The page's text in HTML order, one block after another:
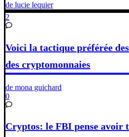
de lucie lequier
2
Voici la tactique préférée
des cryptomonnaies
de mona guichard
0
Cryptos: le FBI pense avoir